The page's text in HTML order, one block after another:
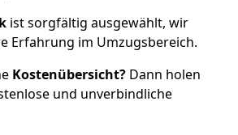
ist sorgfältig ausgewählt, wir
Erfahrung im Umzugsbereich.
Kostenübersicht? Dann holen
und unverbindliche